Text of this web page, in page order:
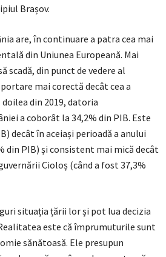
Brașov.
are, în continuare a patra cea mai
din Uniunea Europeană. Mai
scadă, din punct de vedere al
mai corectă decât cea a
din 2019, datoria
a coborât la 34,2% din PIB. Este
decât în aceiași perioadă a anului
din PIB) și consistent mai mică decât
Cioloș (când a fost 37,3%
situația țării lor și pot lua decizia
este că împrumuturile sunt
sănătoasă. Ele presupun